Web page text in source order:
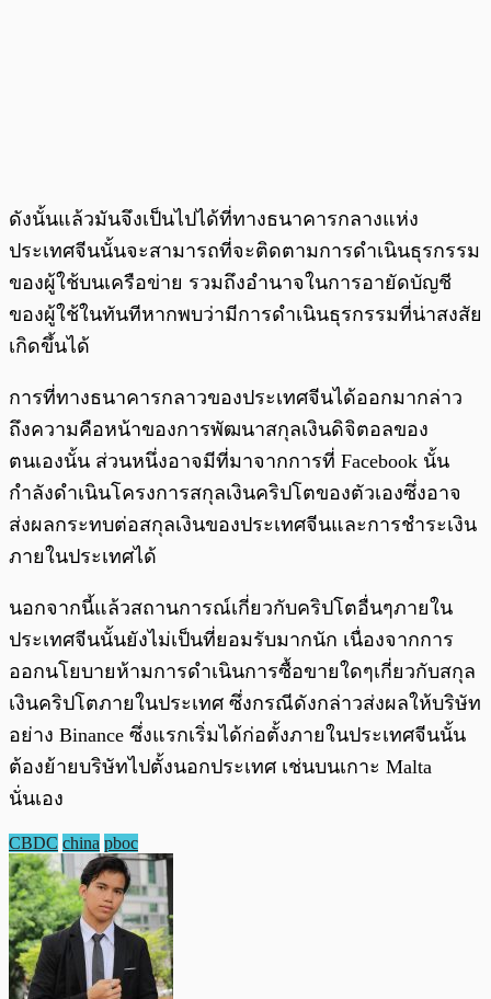
ดังนั้นแล้วมันจึงเป็นไปได้ที่ทางธนาคารกลางแห่ง
ประเทศจีนนั้นจะสามารถที่จะติดตามการดำเนินธุรกรรม
ของผู้ใช้บนเครือข่าย รวมถึงอำนาจในการอายัดบัญชี
ของผู้ใช้ในทันทีหากพบว่ามีการดำเนินธุรกรรมที่น่าสงสัย
เกิดขึ้นได้
การที่ทางธนาคารกลาวของประเทศจีนได้ออกมากล่าว
ถึงความคือหน้าของการพัฒนาสกุลเงินดิจิตอลของ
ตนเองนั้น ส่วนหนึ่งอาจมีที่มาจากการที่ Facebook นั้น
กำลังดำเนินโครงการสกุลเงินคริปโตของตัวเองซึ่งอาจ
ส่งผลกระทบต่อสกุลเงินของประเทศจีนและการชำระเงิน
ภายในประเทศได้
นอกจากนี้แล้วสถานการณ์เกี่ยวกับคริปโตอื่นๆภายใน
ประเทศจีนนั้นยังไม่เป็นที่ยอมรับมากนัก เนื่องจากการ
ออกนโยบายห้ามการดำเนินการซื้อขายใดๆเกี่ยวกับสกุล
เงินคริปโตภายในประเทศ ซึ่งกรณีดังกล่าวส่งผลให้บริษัท
อย่าง Binance ซึ่งแรกเริ่มได้ก่อตั้งภายในประเทศจีนนั้น
ต้องย้ายบริษัทไปตั้งนอกประเทศ เช่นบนเกาะ Malta
นั่นเอง
CBDC china pboc